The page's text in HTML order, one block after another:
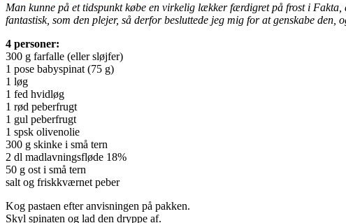
Man kunne på et tidspunkt købe en virkelig lækker færdigret på frost i
fantastisk, som den plejer, så derfor besluttede jeg mig for at genskabe den,
4 personer:
300 g farfalle (eller sløjfer)
1 pose babyspinat (75 g)
1 løg
1 fed hvidløg
1 rød peberfrugt
1 gul peberfrugt
1 spsk olivenolie
300 g skinke i små tern
2 dl madlavningsfløde 18%
50 g ost i små tern
salt og friskkværnet peber
Kog pastaen efter anvisningen på pakken.
Skyl spinaten og lad den dryppe af.